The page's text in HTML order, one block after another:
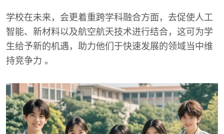
学校在未来，会更着重跨学科融合方面，去促使人工
智能、新材料以及航空航天技术进行结合，这可为学
生给予新的机遇，助力他们于快速发展的领域当中维
持竞争力 。